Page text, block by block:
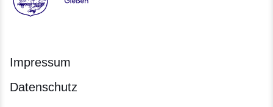
Hessen - Regierungspräsidium Gießen
Impressum
Datenschutz